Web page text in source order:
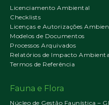
Licenciamento Ambiental
Checklists
Licenças e Autorizações
Modelos de Documentos
Processos Arquivados
Relatórios de Impacto
Termos de Referência
Fauna e Flora
Núcleo de Gestão Faunística –